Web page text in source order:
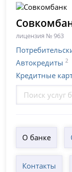
лицензия № 963
Автокредиты 2
Кредитные
О банке
Контакты